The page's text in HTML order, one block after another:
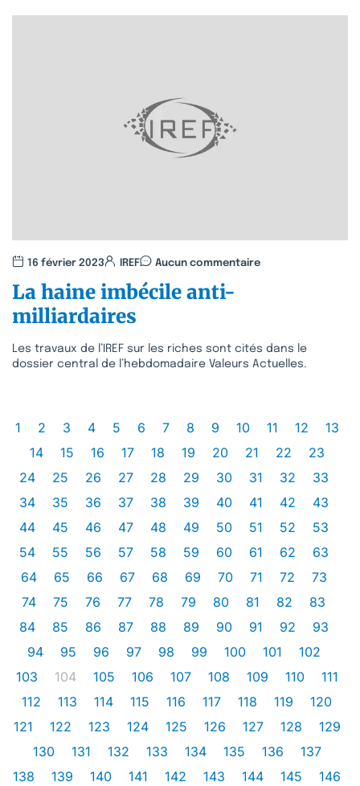
16 février 2023 IREF Aucun commentaire
La haine imbécile anti-
milliardaires
Les travaux de l’IREF sur les riches sont cités dans le
dossier central de l’hebdomadaire Valeurs Actuelles.
1 2 3 4 5 6 7 8 9 10 11 12
13
14
15 16 17 18 19 20 21 22
23
24
25 26 27 28 29 30 31 32
33
34
35 36 37 38 39 40 41 42
43
44
45 46 47 48 49 50 51 52
53
54
55 56 57 58 59 60 61 62
63
64
65 66 67 68 69 70 71 72
73
74
75 76 77 78 79 80 81 82
83
84
85 86 87 88 89 90 91 92
93
94
95 96 97 98 99 100 101
102
103
104 105 106 107 108 109 110
111
112
113 114 115 116 117 118 119
120
121
122 123 124 125 126 127 128
129
130
131 132 133 134 135 136
137
138
139 140 141 142 143 144 145
146